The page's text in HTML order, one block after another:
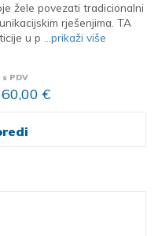
žele povezati tradicionalni
rješenjima. TA
u p
...prikaži više
s PDV
€